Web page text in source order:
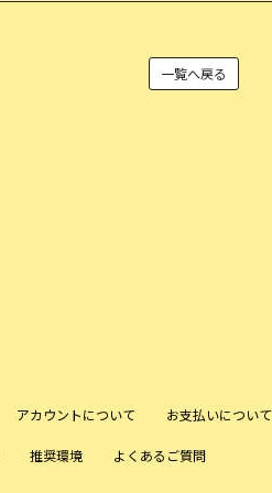
一覧へ戻る
アカウントについて お支払いについて
推奨環境 よくあるご質問